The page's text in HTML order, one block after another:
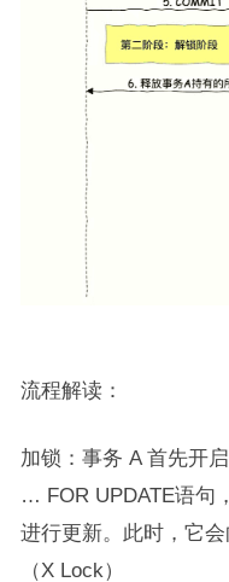
流程解读：
加锁：事务 A 首先开
… FOR UPDATE语句
进行更新。此时，它
（X Lock）